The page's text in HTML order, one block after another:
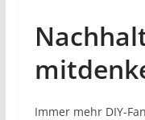
Immer mehr DIY-